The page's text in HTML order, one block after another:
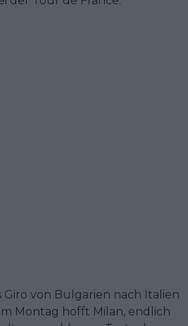
Giro von Bulgarien nach Italien
Montag hofft Milan, endlich